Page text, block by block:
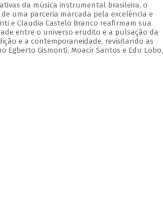
da música instrumental brasileira, o
uma parceria marcada pela excelência e
e Claudia Castelo Branco reafirmam sua
entre o universo erudito e a pulsação da
e a contemporaneidade, revisitando as
Egberto Gismonti, Moacir Santos e Edu Lobo,